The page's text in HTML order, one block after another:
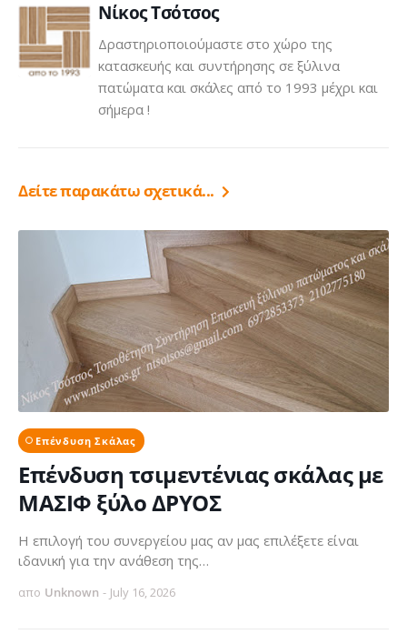
Νίκος Τσότσος
Δραστηριοποιούμαστε στο χώρο της
κατασκευής και συντήρησης σε ξύλινα
πατώματα και σκάλες από το 1993 μέχρι και
σήμερα !
Δείτε παρακάτω σχετικά...
Επένδυση Σκάλας
Επένδυση τσιμεντένιας σκάλας με
ΜΑΣΙΦ ξύλο ΔΡΥΟΣ
Η επιλογή του συνεργείου μας αν μας επιλέξετε είναι
ιδανική για την ανάθεση της…
απο Unknown - July 16, 2026